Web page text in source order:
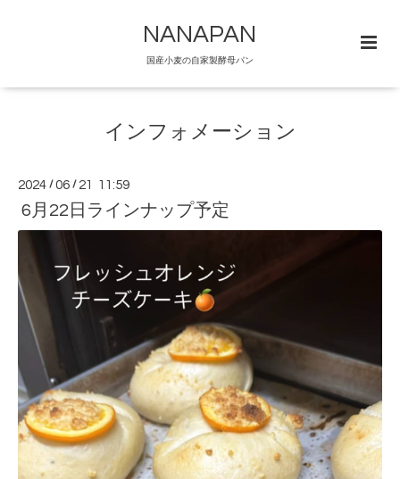
NANAPAN
国産小麦の自家製酵母パン
インフォメーション
2024 /06 / 21 11:59
6月22日ラインナップ予定